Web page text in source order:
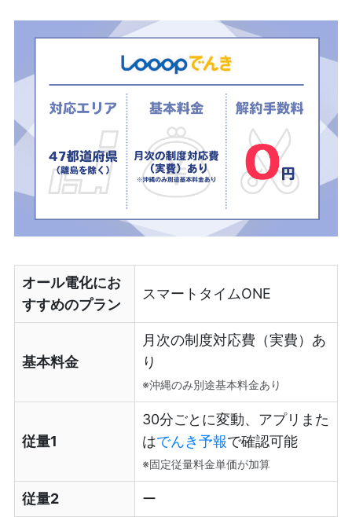
オール電化にお
すすめのプラン
スマートタイムONE
基本料金
月次の制度対応費（実費）あ
り
※沖縄のみ別途基本料金あり
従量1
30分ごとに変動、アプリまた
はでんき予報で確認可能
※固定従量料金単価が加算
従量2 ー